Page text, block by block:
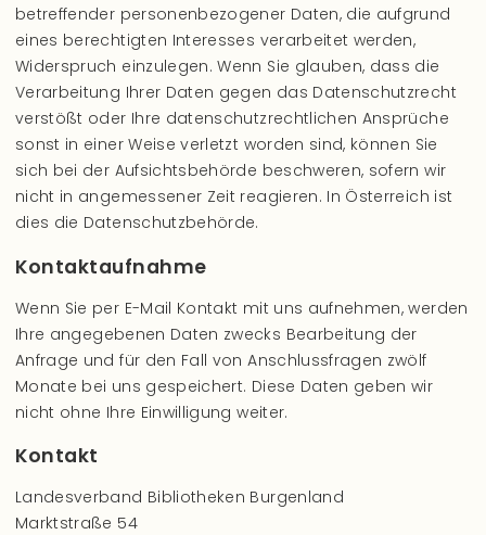
betreffender personenbezogener Daten, die aufgrund
eines berechtigten Interesses verarbeitet werden,
Widerspruch einzulegen. Wenn Sie glauben, dass die
Verarbeitung Ihrer Daten gegen das Datenschutzrecht
verstößt oder Ihre datenschutzrechtlichen Ansprüche
sonst in einer Weise verletzt worden sind, können Sie
sich bei der Aufsichtsbehörde beschweren, sofern wir
nicht in angemessener Zeit reagieren. In Österreich ist
dies die Datenschutzbehörde.
Kontaktaufnahme
Wenn Sie per E-Mail Kontakt mit uns aufnehmen, werden
Ihre angegebenen Daten zwecks Bearbeitung der
Anfrage und für den Fall von Anschlussfragen zwölf
Monate bei uns gespeichert. Diese Daten geben wir
nicht ohne Ihre Einwilligung weiter.
Kontakt
Landesverband Bibliotheken Burgenland
Marktstraße 54